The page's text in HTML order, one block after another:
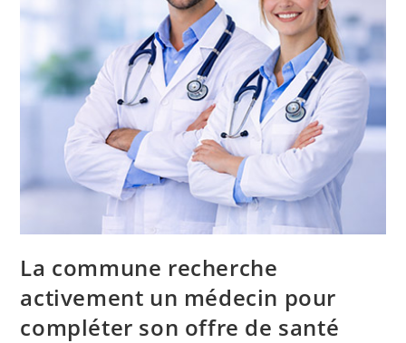
La commune recherche
activement un médecin pour
compléter son offre de santé